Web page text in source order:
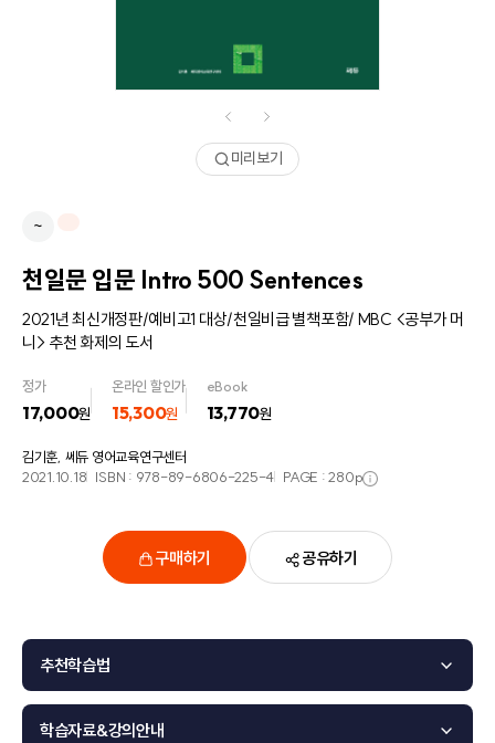
미리보기
~
천일문 입문 Intro 500 Sentences
2021년 최신개정판/예비고1 대상/천일비급 별책포함/ MBC <공부가 머
니> 추천 화제의 도서
정가
17,000원
온라인 할인가
15,300원
eBook
13,770원
김기훈, 쎄듀 영어교육연구센터
2021.10.18 ISBN : 978-89-6806-225-4 PAGE :280p
구매하기 공유하기
추천학습법
학습자료&강의안내